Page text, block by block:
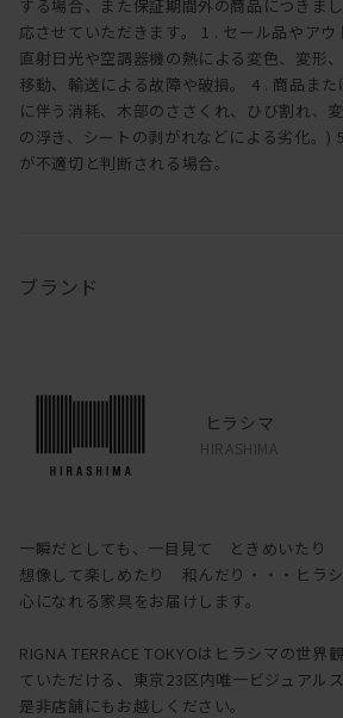
する場合、また保証期間外の商品につきま
応させていただきます。 1 . セール品やア
直射日光や空調器機の熱による変色、変形
移動、輸送による故障や破損。 4 . 商品ま
に伴う消耗、木部のささくれ、ひび割れ、
の浮き、シートの剥がれなどによる劣化。)
が不適切と判断される場合。
ブランド
ヒラシマ
HIRASHIMA
一瞬だとしても、一目見て ときめいたり
想像して楽しめたり 和んだり・・・ヒラ
心になれる家具をお届けします。
RIGNA TERRACE TOKYOはヒラシマの世界
ていただける、東京23区内唯一ビジュアル
是非店舗にもお越しください。